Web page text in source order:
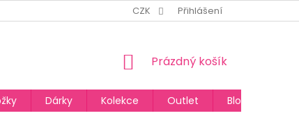
CZK Přihlášení
NÁKUPNÍ
Prázdný košík
Dárky Kolekce Outlet
Blog